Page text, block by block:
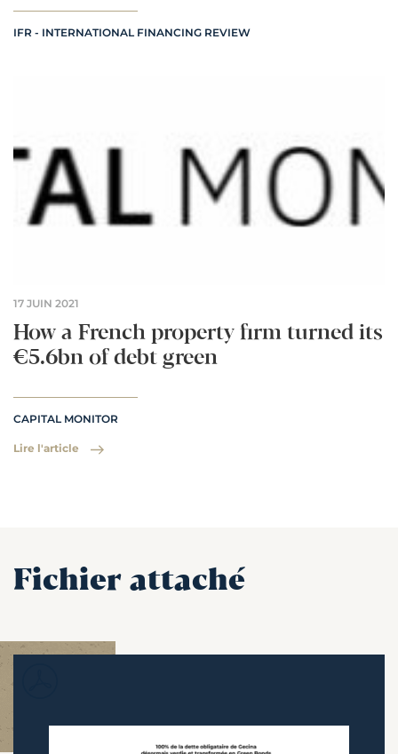
IFR - INTERNATIONAL FINANCING REVIEW
17 JUIN 2021
How a French property firm turned its
€5.6bn of debt green
CAPITAL MONITOR
Lire l'article
Fichier attaché